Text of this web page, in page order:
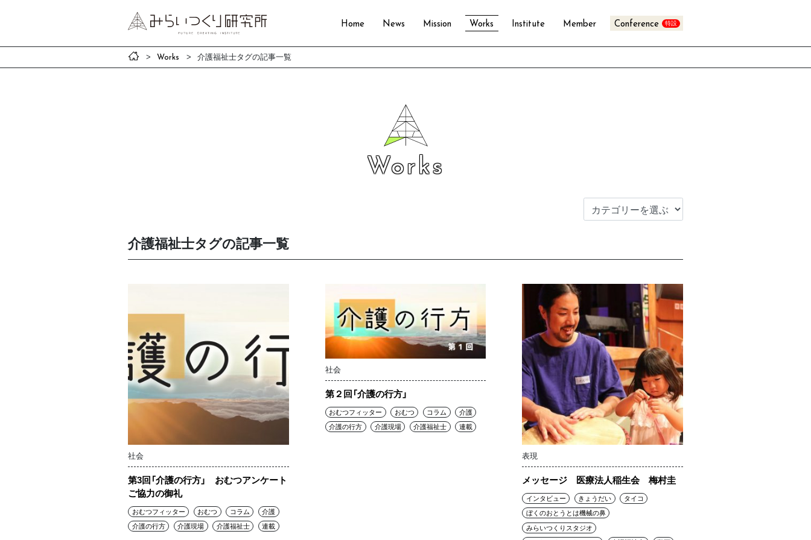
Home News Mission Works Institute Member Conference
Works 介護福祉士タグの記事一覧
Works
介護福祉士タグの記事一覧
社会
第3回「介護の行方」 おむつアンケート
ご協力の御礼
おむつフィッター おむつ コラム
介護
介護の行方
介護現場 介護福祉士 連載
社会
第２回「介護の行方」
おむつフィッター おむつ コラム
介護
介護の行方
介護現場 介護福祉士 連載
表現
メッセージ 医療法人稲生会 梅村圭
インタビュー きょうだい
タイコ
ぼくのおとうとは機械の鼻
みらいつくりスタジオ